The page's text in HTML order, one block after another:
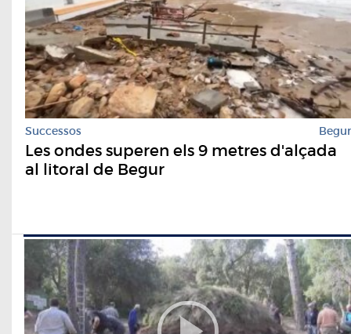
Successos Begur
Les ondes superen els 9 metres d'alçada
al litoral de Begur